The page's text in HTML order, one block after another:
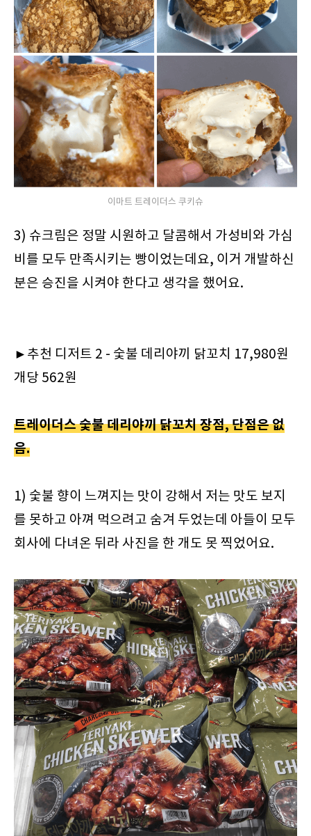
이마트 트레이더스 쿠키슈
3) 슈크림은 정말 시원하고 달콤해서 가성비와 가심
비를 모두 만족시키는 빵이었는데요, 이거 개발하신
분은 승진을 시켜야 한다고 생각을 했어요.
►추천 디저트 2 - 숯불 데리야끼 닭꼬치 17,980원
개당 562원
트레이더스 숯불 데리야끼 닭꼬치 장점, 단점은 없
음.
1) 숯불 향이 느껴지는 맛이 강해서 저는 맛도 보지
를 못하고 아껴 먹으려고 숨겨 두었는데 아들이 모두
회사에 다녀온 뒤라 사진을 한 개도 못 찍었어요.